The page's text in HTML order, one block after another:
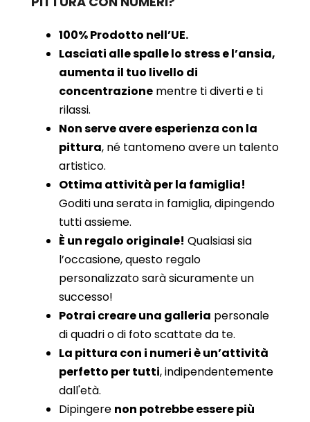
100% Prodotto nell’UE.
Lasciati alle spalle lo stress e l’ansia,
aumenta il tuo livello di
concentrazione mentre ti diverti e ti
rilassi.
Non serve avere esperienza con la
pittura, né tantomeno avere un talento
artistico.
Ottima attività per la famiglia!
Goditi una serata in famiglia, dipingendo
tutti assieme.
È un regalo originale! Qualsiasi sia
l’occasione, questo regalo
personalizzato sarà sicuramente un
successo!
Potrai creare una galleria personale
di quadri o di foto scattate da te.
La pittura con i numeri è un’attività
perfetto per tutti, indipendentemente
dall'età.
Dipingere non potrebbe essere più